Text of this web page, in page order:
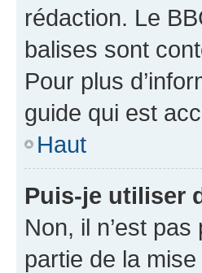
rédaction. Le
balises sont
Pour plus
guide qui est
Haut
Puis-je utiliser
Non, il n’est
partie de la